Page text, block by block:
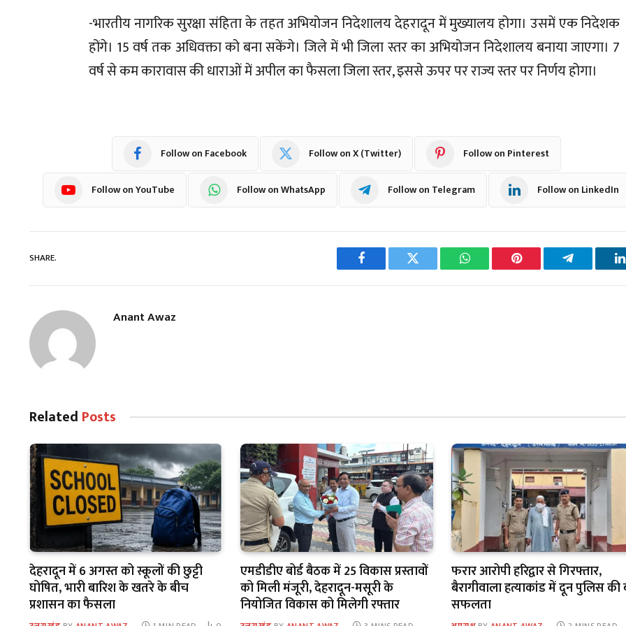
-भारतीय नागरिक सुरक्षा संहिता के तहत अभियोजन निदेशालय देहरादून में मुख्यालय होगा। उसमें एक निदेशक
होंगे। 15 वर्ष तक अधिवक्ता को बना सकेंगे। जिले में भी जिला स्तर का अभियोजन निदेशालय बनाया जाएगा। 7
वर्ष से कम कारावास की धाराओं में अपील का फैसला जिला स्तर, इससे ऊपर पर राज्य स्तर पर निर्णय होगा।
Follow on Facebook Follow on X (Twitter) Follow on Pinterest
Follow on YouTube Follow on WhatsApp Follow on Telegram Follow on LinkedIn
SHARE.
Facebook Twitter WhatsAppPinterest Telegram
Anant Awaz
Related Posts
देहरादून में 6 अगस्त को स्कूलों की छुट्टी
घोषित, भारी बारिश के खतरे के बीच
प्रशासन का फैसला
एमडीडीए बोर्ड बैठक में 25 विकास प्रस्तावों
को मिली मंजूरी, देहरादून-मसूरी के
नियोजित विकास को मिलेगी रफ्तार
फरार आरोपी हरिद्वार से गिरफ्तार,
बैरागीवाला हत्याकांड में दून पुलिस की
सफलता